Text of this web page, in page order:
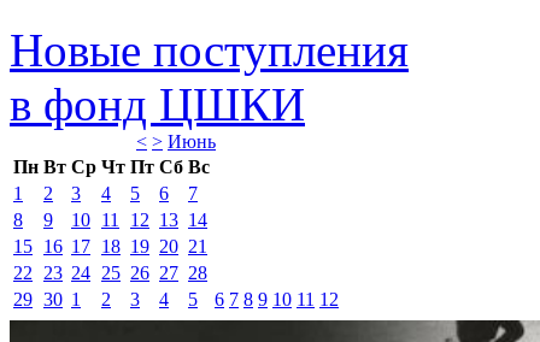
Новые поступления
в фонд ЦШКИ
< > Июнь
Пн Вт Ср Чт Пт Сб Вс
1
2 3 4 5 6
7
8
9 10 11 12 13 14
15 16 17 18 19 20 21
22
23 24 25 26 27 28
29 30 1 2 3 4 5 6 7 8 9 10 11 12